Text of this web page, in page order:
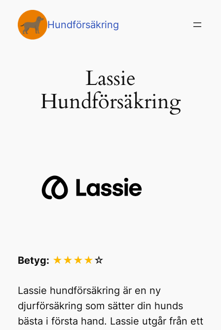
Hoppa
innehåll
Hundförsäkring
Lassie
Hundförsäkring
Betyg: ★★★★☆
Lassie hundförsäkring är en ny
djurförsäkring som sätter din hunds
bästa i första hand. Lassie utgår från ett